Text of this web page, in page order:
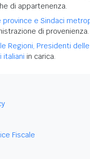
di appartenenza.
province e Sindaci
di provenienza.
Regioni, Presidenti
italiani in carica.
Fiscale